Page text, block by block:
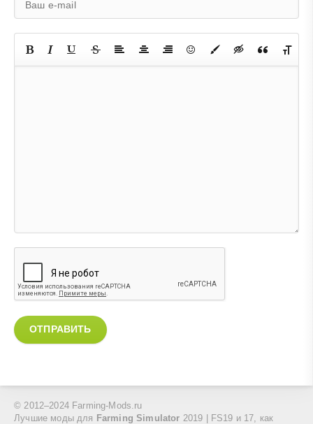
ОТПРАВИТЬ
© 2012–2024 Farming-Mods.ru
Лучшие моды для
Farming Simulator 2019 | FS19 и 17, как